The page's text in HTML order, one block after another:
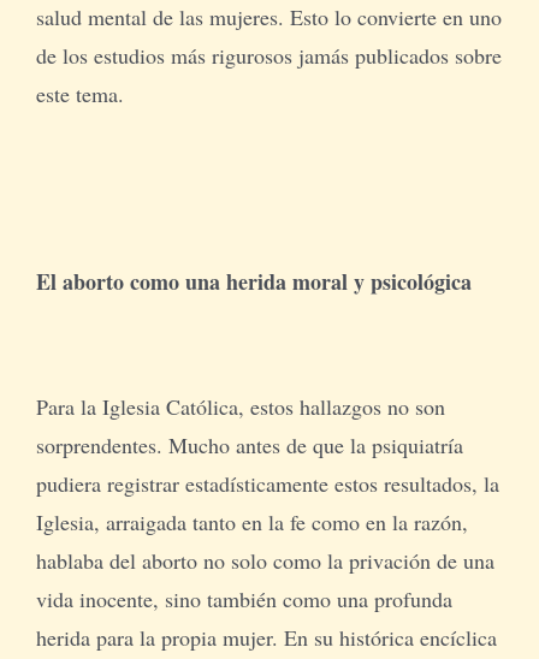
salud mental de las mujeres. Esto lo convierte en uno
de los estudios más rigurosos jamás publicados sobre
este tema.
El aborto como una herida moral y psicológica
Para la Iglesia Católica, estos hallazgos no son
sorprendentes. Mucho antes de que la psiquiatría
pudiera registrar estadísticamente estos resultados, la
Iglesia, arraigada tanto en la fe como en la razón,
hablaba del aborto no solo como la privación de una
vida inocente, sino también como una profunda
herida para la propia mujer. En su histórica encíclica